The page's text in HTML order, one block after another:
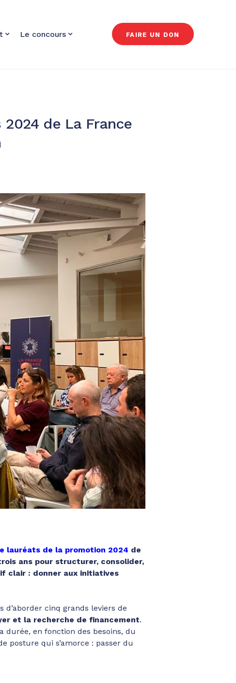
Le concours FAIRE UN DON
de La France
lauréats de la promotion 2024 de
ans pour structurer, consolider,
clair : donner aux initiatives
cinq grands leviers de
et la recherche de financement.
durée, en fonction des besoins, du
posture qui s’amorce : passer du